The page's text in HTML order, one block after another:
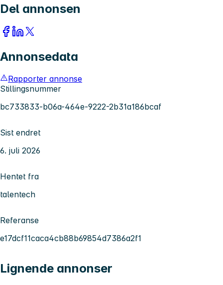
Del annonsen
Annonsedata
Rapporter annonse
Stillingsnummer
bc733833-b06a-464e-9222-2b31a186bcaf
Sist endret
6. juli 2026
Hentet fra
talentech
Referanse
e17dcf11caca4cb88b69854d7386a2f1
Lignende annonser